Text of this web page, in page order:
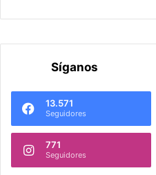
Síganos
13.571
Seguidores
771
Seguidores